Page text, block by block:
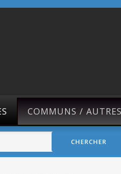
COMMUNS /
CHERCHER